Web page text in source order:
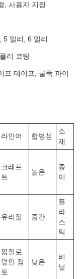
, 사용자 지정
5 밀리, 6 밀리
리 코팅
프 테이프, 굴뚝 파이
라인어 합병성
소
재
크래프
트
높은
종
이
유리질 중간
플
라
스
틱
껍질로
덮인 점
토
낮은
비
닐